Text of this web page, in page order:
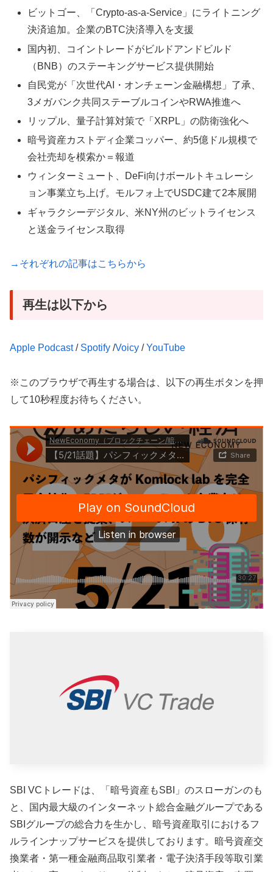
ビットゴー、「Crypto-as-a-Service」にライトニング
決済追加。企業のBTC決済導入を支援
国内初、コイントレードがビルドアンドビルド
（BNB）のステーキングサービス提供開始
自民党が「次世代AI・オンチェーン金融構想」了承、
3メガバンク共同ステーブルコインやRWA推進へ
リップル、量子計算対策で「XRPL」の防衛強化へ
暗号資産カストディ企業コッパー、約5億ドル規模で
会社売却を模索か＝報道
ウィンターミュート、DeFi向けボールトキュレーシ
ョン事業立ち上げ。モルフォ上でUSDC建て2本展開
ギャラクシーデジタル、米NY州のビットライセンス
と送金ライセンス取得
→それぞれの記事はこちらから
再生は以下から
Apple Podcast/ Spotify /Voicy / YouTube
※このブラウザで再生する場合は、以下の再生ボタンを押
して10秒程度お待ちください。
SBI VCトレードは、「暗号資産もSBI」のスローガンのも
と、国内最大級のインターネット総合金融グループである
SBIグループの総合力を生かし、暗号資産取引におけるフ
ルラインナップサービスを提供しております。暗号資産交
換業者・第一種金融商品取引業者・電子決済手段等取引業